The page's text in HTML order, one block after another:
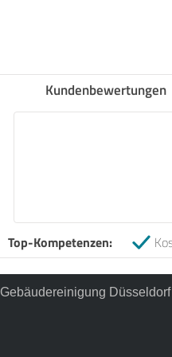
Kundenbewertungen
Top-Kompetenzen:
Gebäudereinigung Düsseldorf